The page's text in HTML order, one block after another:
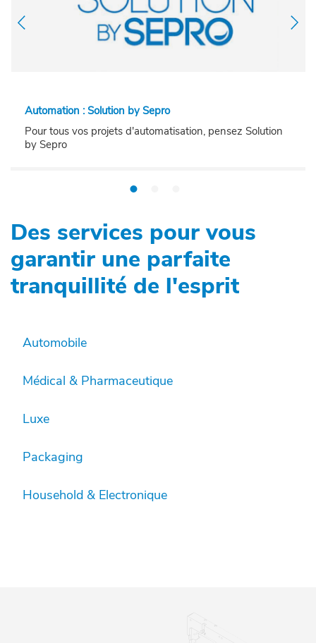
Automation : Solution by Sepro
Pour tous vos projets d'automatisation, pensez Solution
by Sepro
Des services pour vous
garantir une parfaite
tranquillité de l'esprit
Automobile
Médical & Pharmaceutique
Luxe
Packaging
Household & Electronique